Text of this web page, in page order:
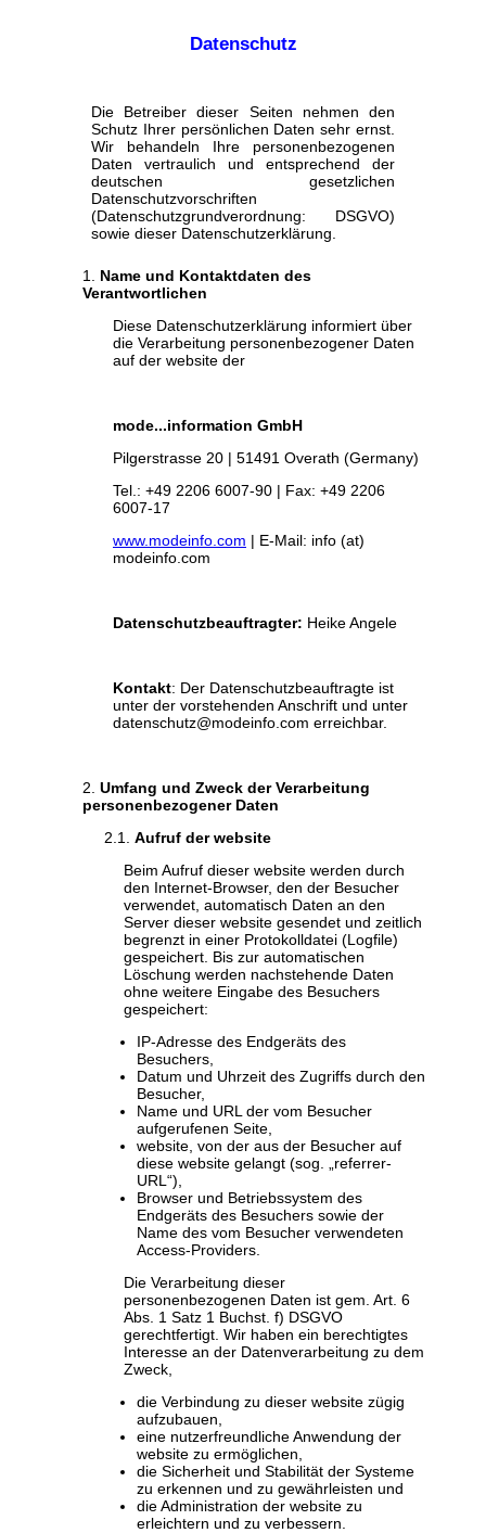
Datenschutz
Die Betreiber dieser Seiten nehmen den
Schutz Ihrer persönlichen Daten sehr ernst.
Wir behandeln Ihre personenbezogenen
Daten vertraulich und entsprechend der
deutschen gesetzlichen
Datenschutzvorschriften
(Datenschutzgrundverordnung: DSGVO)
sowie dieser Datenschutzerklärung.
Name und Kontaktdaten des
Verantwortlichen
Diese Datenschutzerklärung informiert über
die Verarbeitung personenbezogener Daten
auf der website der
mode...information GmbH
Pilgerstrasse 20 | 51491 Overath (Germany)
Tel.: +49 2206 6007-90 | Fax: +49 2206
6007-17
www.modeinfo.com | E-Mail: info (at)
modeinfo.com
Datenschutzbeauftragter: Heike Angele
Kontakt: Der Datenschutzbeauftragte ist
unter der vorstehenden Anschrift und unter
datenschutz@modeinfo.com erreichbar.
Umfang und Zweck der Verarbeitung
personenbezogener Daten
Aufruf der website
Beim Aufruf dieser website werden durch
den Internet-Browser, den der Besucher
verwendet, automatisch Daten an den
Server dieser website gesendet und zeitlich
begrenzt in einer Protokolldatei (Logfile)
gespeichert. Bis zur automatischen
Löschung werden nachstehende Daten
ohne weitere Eingabe des Besuchers
gespeichert:
IP-Adresse des Endgeräts des
Besuchers,
Datum und Uhrzeit des Zugriffs durch den
Besucher,
Name und URL der vom Besucher
aufgerufenen Seite,
website, von der aus der Besucher auf
diese website gelangt (sog. „referrer-
URL“),
Browser und Betriebssystem des
Endgeräts des Besuchers sowie der
Name des vom Besucher verwendeten
Access-Providers.
Die Verarbeitung dieser
personenbezogenen Daten ist gem. Art. 6
Abs. 1 Satz 1 Buchst. f) DSGVO
gerechtfertigt. Wir haben ein berechtigtes
Interesse an der Datenverarbeitung zu dem
Zweck,
die Verbindung zu dieser website zügig
aufzubauen,
eine nutzerfreundliche Anwendung der
website zu ermöglichen,
die Sicherheit und Stabilität der Systeme
zu erkennen und zu gewährleisten und
die Administration der website zu
erleichtern und zu verbessern.